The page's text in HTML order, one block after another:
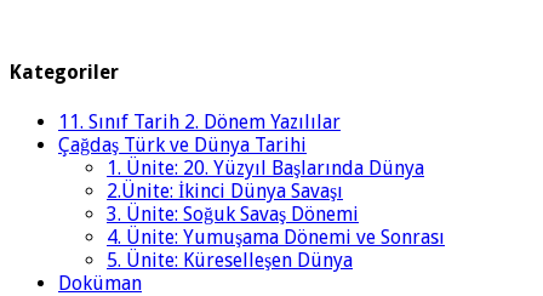
Kategoriler
11. Sınıf Tarih 2. Dönem Yazılılar
Çağdaş Türk ve Dünya Tarihi
1. Ünite: 20. Yüzyıl Başlarında Dünya
2.Ünite: İkinci Dünya Savaşı
3. Ünite: Soğuk Savaş Dönemi
4. Ünite: Yumuşama Dönemi ve Sonrası
5. Ünite: Küreselleşen Dünya
Doküman